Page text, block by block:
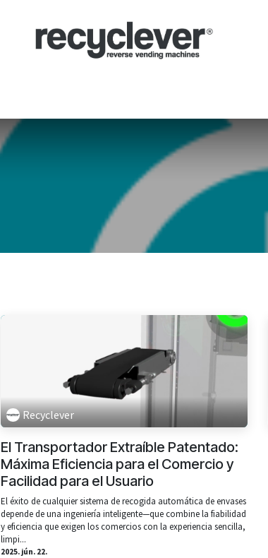
Recyclever
El Transportador Extraíble Patentado:
Máxima Eficiencia para el Comercio y
Facilidad para el Usuario
El éxito de cualquier sistema de recogida automática de envases
depende de una ingeniería inteligente—que combine la fiabilidad
y eficiencia que exigen los comercios con la experiencia sencilla,
limpi...
2025. jún. 22.